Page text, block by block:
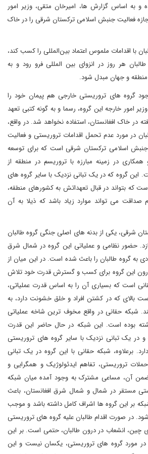
و به اساس گزارش ها، امیرخان متقی، وزیر امور
فعالیت جنبش اسلامی ترکستان شرقی را در خاک
با اقدامات ملموس اعتماد بین‌المللی را کسب کند،
هر روز در انزوای بین المللی فرو رود و به
منطقه و جهان مبدل شود.
گروه های تروریستی خارجی هم پیمان خود را
امور خارجه این گروه، رسما و به گونه کتبی تعهد
در خاک افغانستان، استفاده نخواهد شد. در واقع،
در مورد عدم تحمل اقدامات تروریستی و فعالیت‌
جنبش اسلامی ترکستان شرقی است که برای توسعه
در زمینه مبارزه با تروریسم در منطقه از
این گروه که در یک تبانی نزدیک با سایر گروه های
که بتواند در قبال تعهداتش به کشورهای منطقه،
صداقت می تواند موارد زیاد باشد که ذیلا به آن
شرقی، یکی از بدنه های اصلی جنگی گروه طالبان
حضور نظامی و عملیاتی این گروه در شمال شرق
به گروه طالبان را باعث شده است. در این میان از
این گروه برای کسب و گسترش قدرت خود تلاش
است که بسیاری آن را به اساس قدرت عملیاتی،
بالای که در کشتن افراد و خلق خشونت دارد، به
شبکه حقانی در واقع مخوف ترین شاخه عملیاتی
بوده است. این شبکه در حال حاضر این قدرت
در یک تبانی نزدیک با سایر گروه های تروریستی
برعلاوه، شبکه حقانی با این گروه در یک تبانی
تروریستی، تفاهم ایدئولوژیک و همگرایی و
ضمن آن، مساعی مشترک به وجود آمده میان شبکه
مستقر در شمال و شمال شرق افغانستان، باعث
بر این گروه ها اشراف کامل داشته باشد و موجب
در صورت اقدام طالبان علیه گروه های تروریستی
انشعاب در درون طالبان، حتمی است. بر این
در مورد گروه های تروریستی، یکسان نیست و این